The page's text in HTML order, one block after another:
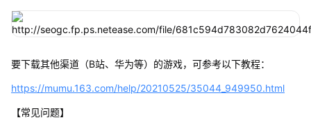
要下载其他渠道（B站、华为等）的游戏，可参考以下教程：
https://mumu.163.com/help/20210525/35044_949950.html
【常见问题】